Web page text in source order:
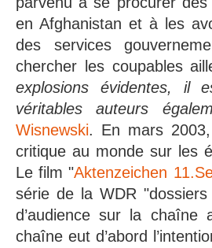
en Afghanistan et à les
des services
chercher les coupables
explosions évidentes, il
véritables auteurs
Wisnewski. En mars
critique au monde sur les
Le film "Aktenzeichen
série de la WDR
d’audience sur la chaîne
chaîne eut d’abord